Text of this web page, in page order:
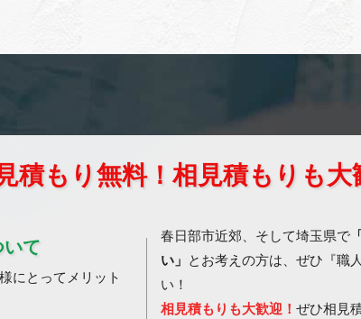
積もり無料！相見積もりも大
て
にとってメリット
春日部市近郊、そして埼玉県で
い」
とお考えの方は、ぜひ『職
い！
相見積もりも大歓迎！ ぜひ相見